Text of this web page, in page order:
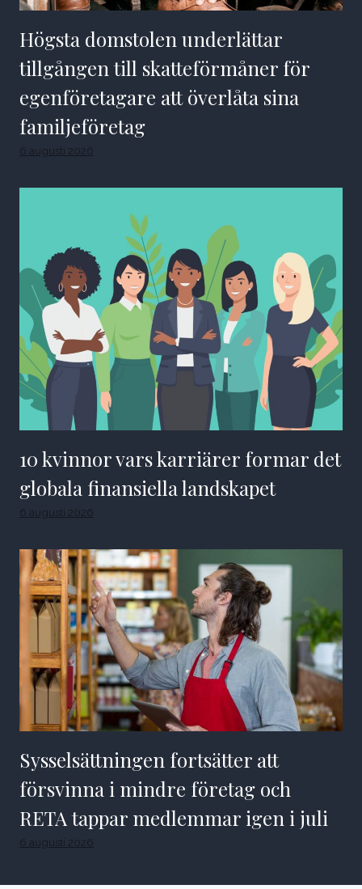
Högsta domstolen underlättar
tillgången till skatteförmåner för
egenföretagare att överlåta sina
familjeföretag
6 augusti 2026
10 kvinnor vars karriärer formar det
globala finansiella landskapet
6 augusti 2026
Sysselsättningen fortsätter att
försvinna i mindre företag och
RETA tappar medlemmar igen i juli
6 augusti 2026